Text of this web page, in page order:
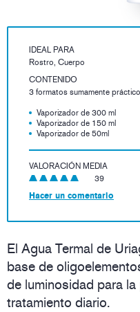
IDEAL PARA
Rostro, Cuerpo
CONTENIDO
3 formatos sumamente
Vaporizador de 300 ml
Vaporizador de 150 ml
Vaporizador de 50ml
VALORACIÓN MEDIA
39
Hacer un comentario
El Agua Termal de
base de
de luminosidad para
tratamiento diario.